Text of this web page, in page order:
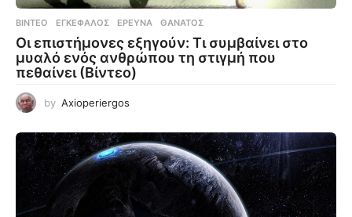
ΒΊΝΤΕΟ ΕΓΚΈΦΑΛΟΣ ,ΈΡΕΥΝΑ ,ΘΆΝΑΤΟΣ
Οι επιστήμονες εξηγούν: Τι συμβαίνει στο
μυαλό ενός ανθρώπου τη στιγμή που
πεθαίνει (Βίντεο)
by Axioperiergos